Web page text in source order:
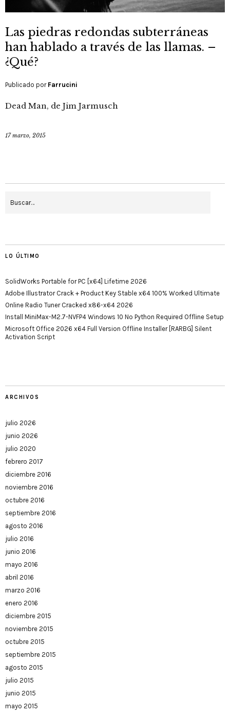
Las piedras redondas subterráneas
han hablado a través de las llamas. –
¿Qué?
Publicado por Farrucini
Dead Man, de Jim Jarmusch
17 marzo, 2015
LO ÚLTIMO
SolidWorks Portable for PC [x64] Lifetime 2026
Adobe Illustrator Crack + Product Key Stable x64 100% Worked Ultimate
Online Radio Tuner Cracked x86-x64 2026
Install MiniMax-M2.7-NVFP4 Windows 10 No Python Required Offline Setup
Microsoft Office 2026 x64 Full Version Offline Installer [RARBG] Silent
Activation Script
ARCHIVOS
julio 2026
junio 2026
julio 2020
febrero 2017
diciembre 2016
noviembre 2016
octubre 2016
septiembre 2016
agosto 2016
julio 2016
junio 2016
mayo 2016
abril 2016
marzo 2016
enero 2016
diciembre 2015
noviembre 2015
octubre 2015
septiembre 2015
agosto 2015
julio 2015
junio 2015
mayo 2015